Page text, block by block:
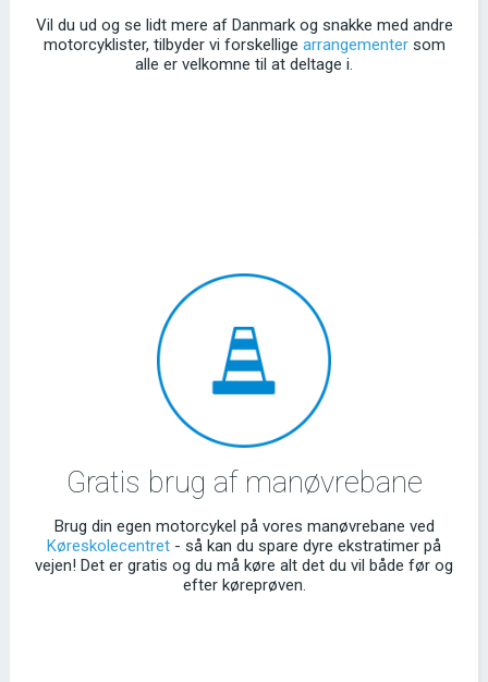
Vil du ud og se lidt mere af Danmark og snakke med andre
motorcyklister, tilbyder vi forskellige arrangementersom
alle er velkomne til at deltage i.
Gratis brug af manøvrebane
Brug din egen motorcykel på vores manøvrebane ved
Køreskolecentret - så kan du spare dyre ekstratimer på
vejen! Det er gratis og du må køre alt det du vil både før og
efter køreprøven.